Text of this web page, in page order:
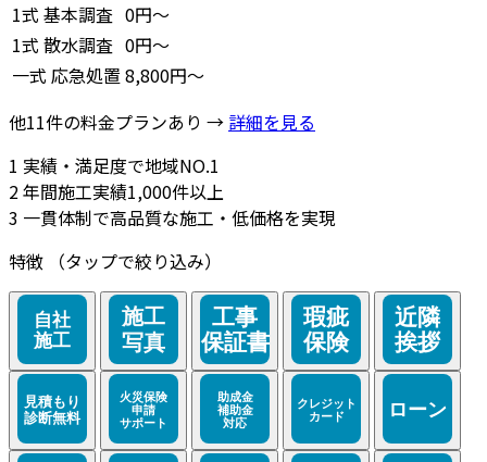
1式 基本調査 0円～
1式 散水調査 0円～
一式 応急処置 8,800円～
他11件の料金プランあり → 詳細を見る
1 実績・満足度で地域NO.1
2年間施工実績1,000件以上
3 一貫体制で高品質な施工・低価格を実現
特徴
（タップで絞り込み）